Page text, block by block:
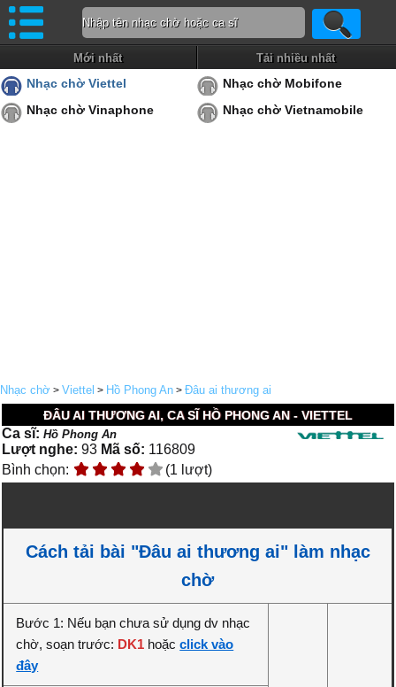
Mới nhất Tải nhiều nhất
Nhạc chờ Viettel
Nhạc chờ Mobifone
Nhạc chờ Vinaphone
Nhạc chờ Vietnamobile
Nhạc chờ > Viettel > Hồ Phong An > Đâu ai thương ai
ĐÂU AI THƯƠNG AI, CA SĨ HỒ PHONG AN - VIETTEL
Ca sĩ:Hồ Phong An
Lượt nghe: 93 Mã số: 116809
Bình chọn:
(1 lượt)
Cách tải bài "Đâu ai thương ai" làm nhạc
chờ
Bước 1: Nếu bạn chưa sử dụng dv nhạc
chờ, soạn trước: DK1 hoặcclick vào
đây